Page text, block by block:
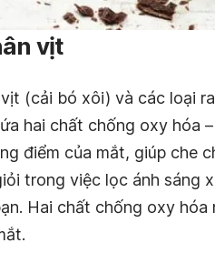
vịt
vịt (cải bó xôi) và các loại
hai chất chống oxy hóa
điểm của mắt, giúp che
trong việc lọc ánh sáng
Hai chất chống oxy